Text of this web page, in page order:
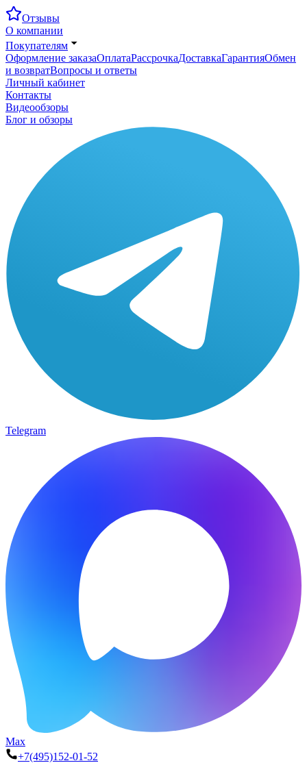
Отзывы
О компании
Покупателям
Оформление заказаОплатаРассрочкаДоставкаГарантияОбмен
и возвратВопросы и ответы
Личный кабинет
Контакты
Видеообзоры
Блог и обзоры
Telegram
Max
+7(495)152-01-52